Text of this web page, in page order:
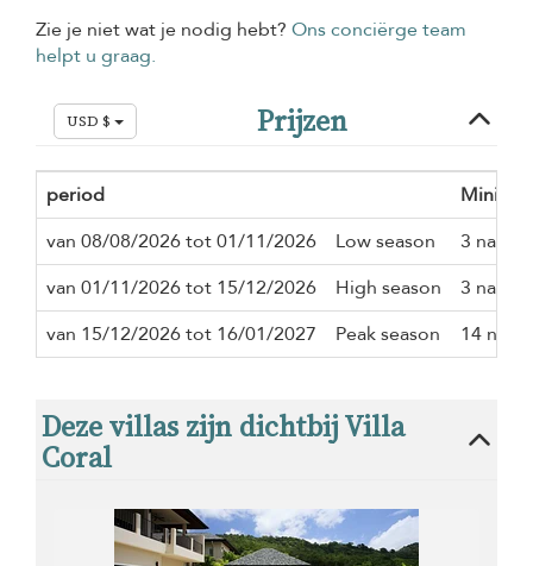
Zie je niet wat je nodig hebt? Ons conciërge team
helpt u graag.
USD $ Prijzen
period
van 08/08/2026 tot 01/11/2026
Low season
3
van 01/11/2026 tot 15/12/2026
High season
3
van 15/12/2026 tot 16/01/2027
Peak season 14
Deze villas zijn dichtbij Villa
Coral